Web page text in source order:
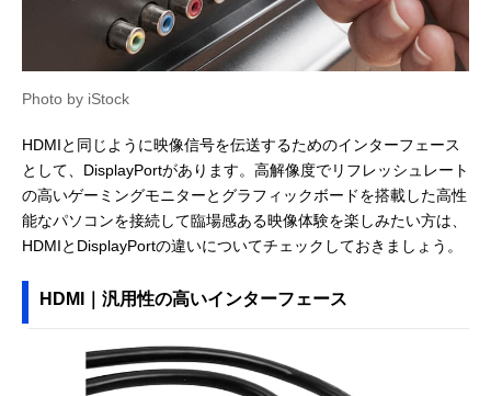
Photo by iStock
HDMIと同じように映像信号を伝送するためのインターフェース
として、DisplayPortがあります。高解像度でリフレッシュレート
の高いゲーミングモニターとグラフィックボードを搭載した高性
能なパソコンを接続して臨場感ある映像体験を楽しみたい方は、
HDMIとDisplayPortの違いについてチェックしておきましょう。
HDMI｜汎用性の高いインターフェース